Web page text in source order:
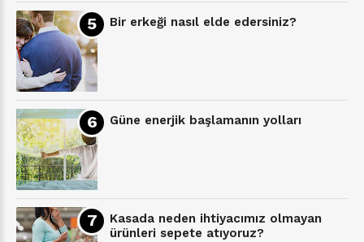
Bir erkeği nasıl elde edersiniz?
Güne enerjik başlamanın yolları
Kasada neden ihtiyacımız olmayan
ürünleri sepete atıyoruz?